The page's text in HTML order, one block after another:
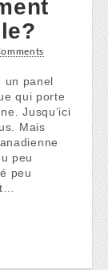
un panel
qui porte
Jusqu’ici
Mais
peu
peu